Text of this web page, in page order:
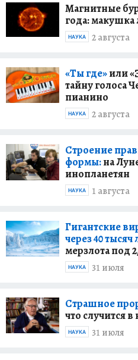
Магнитные
года: макушка
2 августа
НАУКА
«Ты где»или
тайну голоса
пианино
2 августа
НАУКА
Строение
формы:на
инопланетян
1 августа
НАУКА
Гигантские
через 40 тысяч
мерзлота под
31 июля
НАУКА
Страшное
что случится в
31 июля
НАУКА